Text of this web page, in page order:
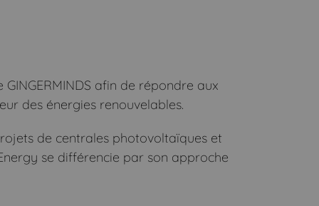
afin de répondre aux
des énergies renouvelables.
de centrales photovoltaïques et
se différencie par son approche